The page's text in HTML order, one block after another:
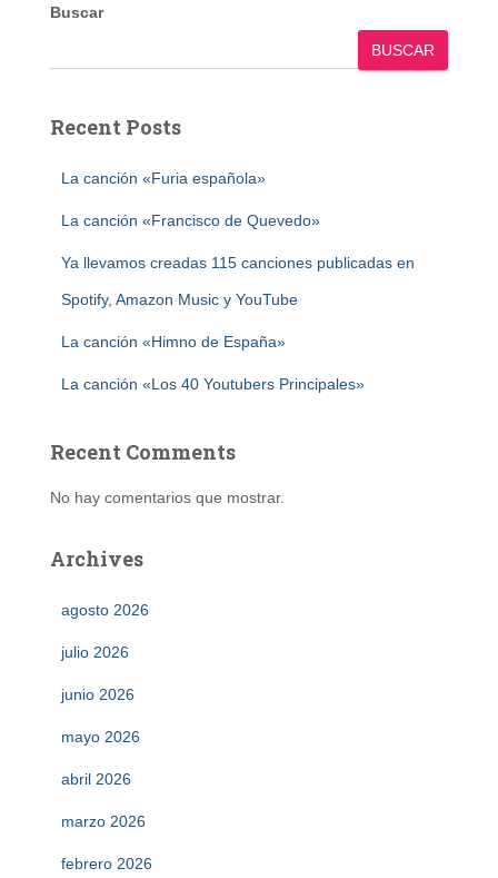
Buscar
BUSCAR
Recent Posts
La canción «Furia española»
La canción «Francisco de Quevedo»
Ya llevamos creadas 115 canciones publicadas en
Spotify, Amazon Music y YouTube
La canción «Himno de España»
La canción «Los 40 Youtubers Principales»
Recent Comments
No hay comentarios que mostrar.
Archives
agosto 2026
julio 2026
junio 2026
mayo 2026
abril 2026
marzo 2026
febrero 2026